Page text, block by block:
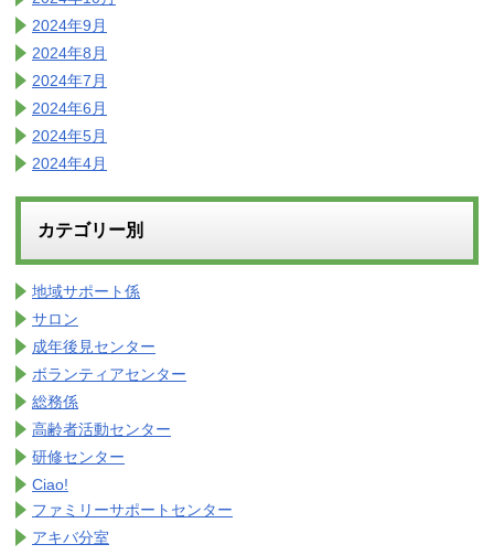
2024年9月
2024年8月
2024年7月
2024年6月
2024年5月
2024年4月
カテゴリー別
地域サポート係
サロン
成年後見センター
ボランティアセンター
総務係
高齢者活動センター
研修センター
Ciao!
ファミリーサポートセンター
アキバ分室